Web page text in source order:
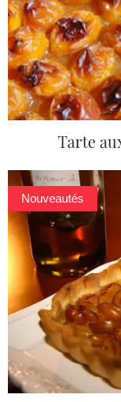
Tarte
Nouveautés